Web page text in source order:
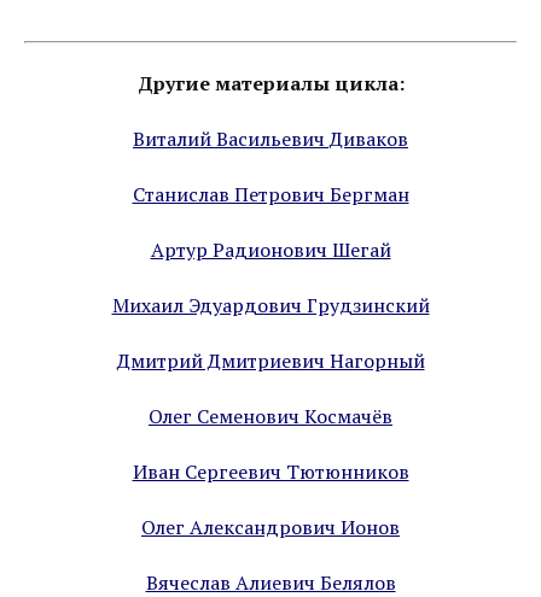
Другие материалы цикла:
Виталий Васильевич Диваков
Станислав Петрович Бергман
Артур Радионович Шегай
Михаил Эдуардович Грудзинский
Дмитрий Дмитриевич Нагорный
Олег Семенович Космачёв
Иван Сергеевич Тютюнников
Олег Александрович Ионов
Вячеслав Алиевич Белялов